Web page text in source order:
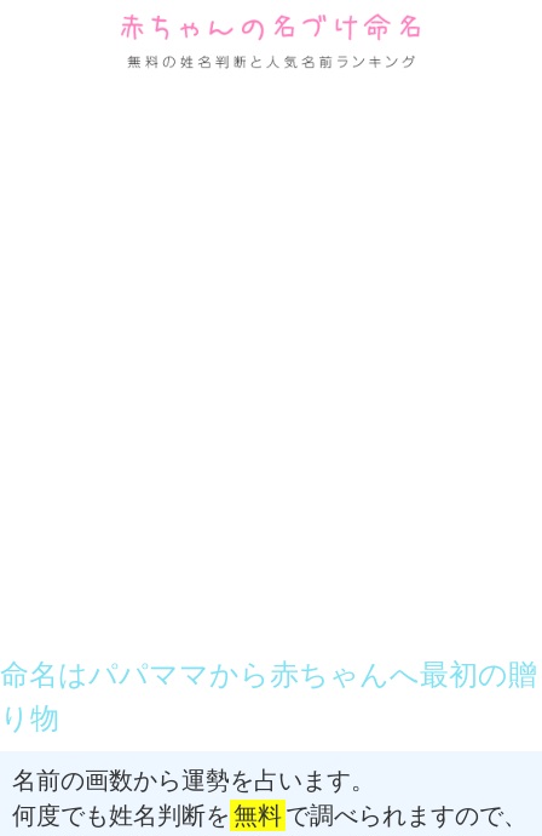
命名はパパママから赤ちゃんへ最初の贈
り物
名前の画数から運勢を占います。
何度でも姓名判断を 無料で調べられますので、